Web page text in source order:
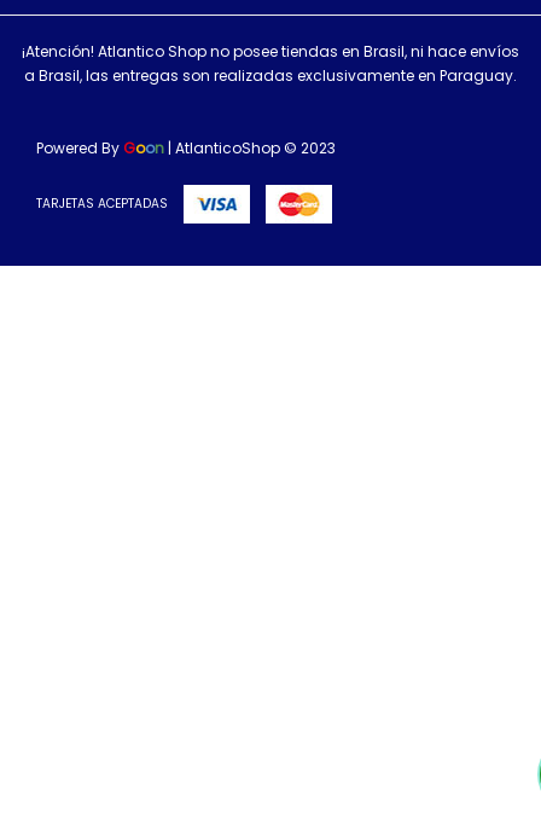
¡Atención! Atlantico Shop no posee tiendas en Brasil, ni hace envíos
a Brasil, las entregas son realizadas exclusivamente en Paraguay.
Powered By Goon | AtlanticoShop © 2023
TARJETAS ACEPTADAS